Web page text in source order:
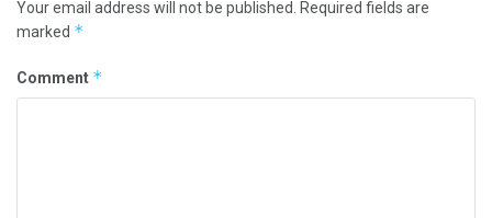
Your email address will not be published.
Required fields are
marked *
Comment *